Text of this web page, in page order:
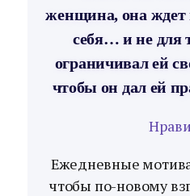
женщина, она ждет
себя… и не для
ограничивал ей
чтобы он дал ей
Ежедневные
чтобы по-новому